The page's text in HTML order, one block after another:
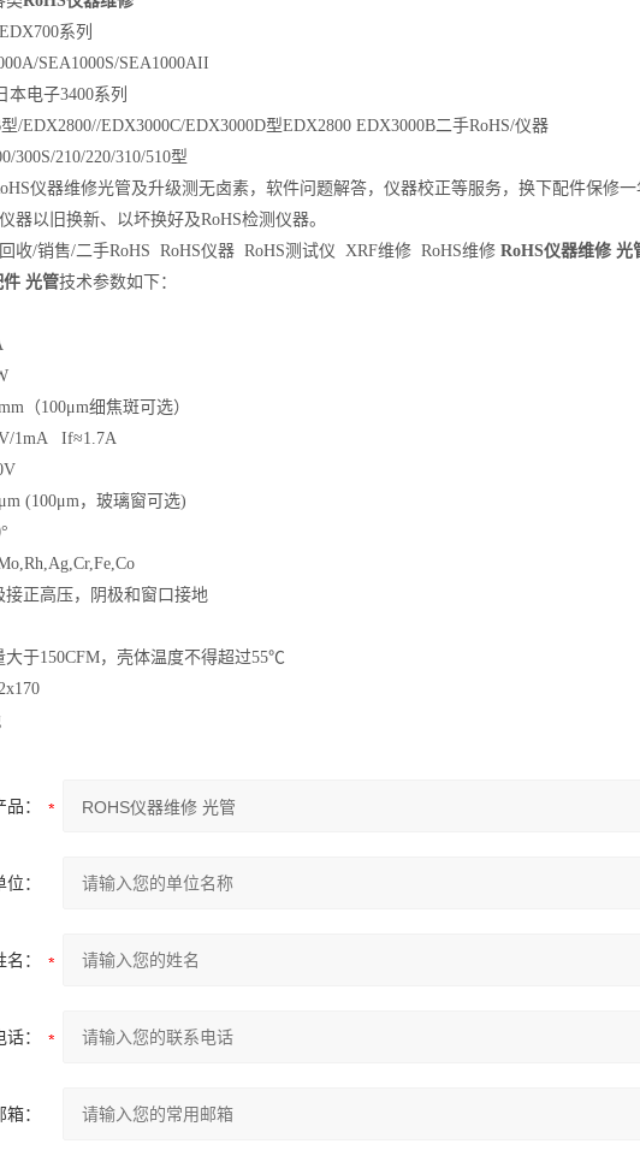
系列
SEA1000S/SEA1000AII
本电子3400系列
/EDX2800//EDX3000C/EDX3000D型EDX2800 EDX3000B二手RoHS/仪器
300S/210/220/310/510型
仪器维修光管及升级测无卤素，软件问题解答，仪器校正等服务，换下配件保修一
器以旧换新、以坏换好及RoHS检测仪器。
收/销售/二手RoHS RoHS仪器 RoHS测试仪 XRF维修 RoHS维修 RoHS仪器维修 光
光管技术参数如下：
（100μm细焦斑可选）
1mA If≈1.7A
(100μm，玻璃窗可选)
接正高压，阴极和窗口接地
大于150CFM，壳体温度不得超过55℃
品：
：
：
：
：